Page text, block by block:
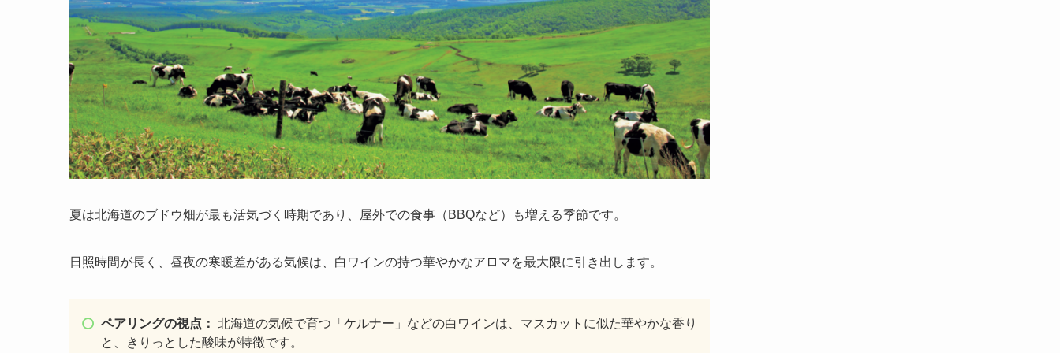
夏は北海道のブドウ畑が最も活気づく時期であり、屋外での食事（BBQなど）も増える季節です。
日照時間が長く、昼夜の寒暖差がある気候は、白ワインの持つ華やかなアロマを最大限に引き出します。
ペアリングの視点： 北海道の気候で育つ「ケルナー」などの白ワインは、マスカットに似た華やかな香り
と、きりっとした酸味が特徴です。